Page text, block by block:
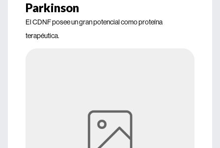
Parkinson
El CDNF posee un gran potencial como proteína
terapéutica.